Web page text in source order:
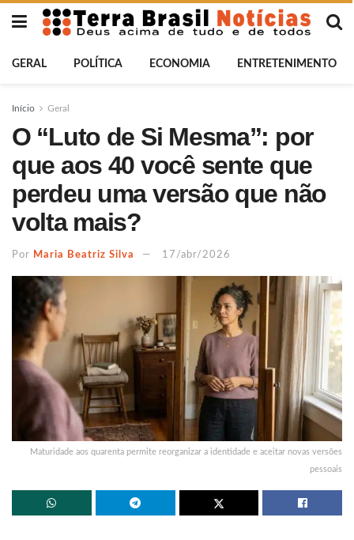
GERAL POLÍTICA ECONOMIA ENTRETENIMENTO
Início Geral
O “Luto de Si Mesma”: por
que aos 40 você sente que
perdeu uma versão que não
volta mais?
Por Maria Beatriz Silva 17/abr/2026
Maturidade aos quarenta permite reorganizar a identidade e aceitar novas versões
pessoais